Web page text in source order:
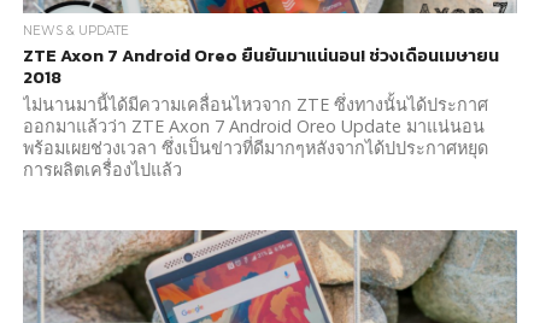
NEWS & UPDATE
ZTE Axon 7 Android Oreo ยืนยันมาแน่นอน! ช่วงเดือนเมษายน
2018
ไม่นานมานี้ได้มีความเคลื่อนไหวจาก ZTE ซึ่งทางนั้นได้ประกาศ
ออกมาแล้วว่า ZTE Axon 7 Android Oreo Update มาแน่นอน
พร้อมเผยช่วงเวลา ซึ่งเป็นข่าวที่ดีมากๆหลังจากได้ปประกาศหยุด
การผลิตเครื่องไปแล้ว